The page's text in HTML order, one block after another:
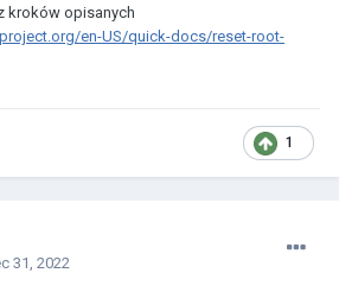
kroków opisanych
en-US/quick-docs/reset-root-
1
31, 2022